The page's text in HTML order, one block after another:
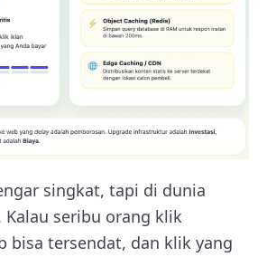
singkat, tapi di dunia
seribu orang klik
bisa tersendat, dan klik yang